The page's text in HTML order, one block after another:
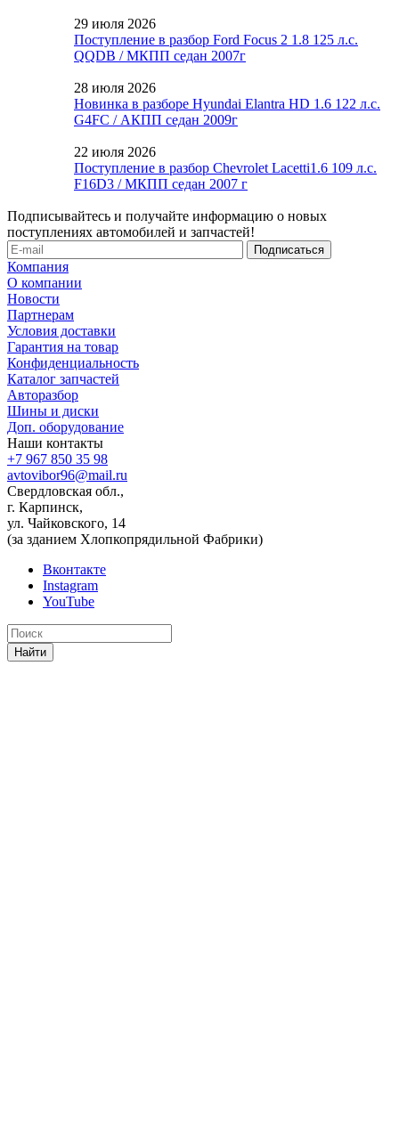
29 июля 2026
Поступление в разбор Ford Focus 2 1.8 125 л.с.
QQDB / МКПП седан 2007г
28 июля 2026
Новинка в разборе Hyundai Elantra HD 1.6 122 л.с.
G4FC / АКПП седан 2009г
22 июля 2026
Поступление в разбор Chevrolet Lacetti1.6 109 л.с.
F16D3 / МКПП седан 2007 г
Подписывайтесь и получайте информацию о новых
поступлениях автомобилей и запчастей!
Компания
О компании
Новости
Партнерам
Условия доставки
Гарантия на товар
Конфиденциальность
Каталог запчастей
Авторазбор
Шины и диски
Доп. оборудование
Наши контакты
+7 967 850 35 98
avtovibor96@mail.ru
Свердловская обл.,
г. Карпинск,
ул. Чайковского, 14
(за зданием Хлопкопрядильной Фабрики)
Вконтакте
Instagram
YouTube
Найти